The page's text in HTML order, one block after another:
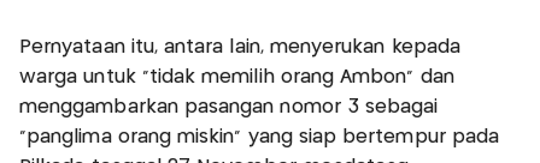
Pernyataan itu, antara lain, menyerukan kepada
warga untuk "tidak memilih orang Ambon" dan
menggambarkan pasangan nomor 3 sebagai
"panglima orang miskin" yang siap bertempur pada